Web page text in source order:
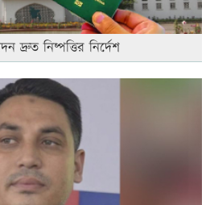
দ্রুত নিষ্পত্তির নির্দেশ